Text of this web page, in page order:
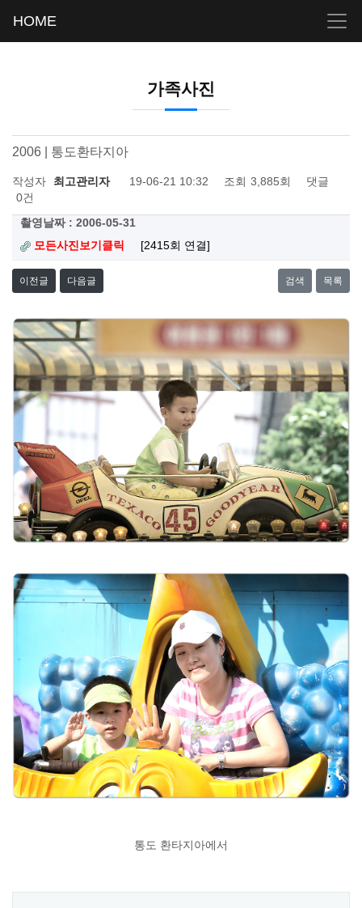
HOME
가족사진
2006 | 통도환타지아
작성자 최고관리자 19-06-21 10:32 조회 3,885회
댓글
0건
촬영날짜 : 2006-05-31
모든사진보기클릭
[2415회 연결]
이전글 다음글 검색 목록
통도 환타지아에서